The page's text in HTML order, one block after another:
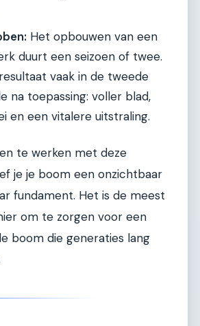
Het opbouwen van een
duurt een seizoen of twee.
vaak in de tweede
na toepassing: voller blad,
en een vitalere uitstraling.
te werken met deze
je je boom een onzichtbaar
fundament. Het is de meest
om te zorgen voor een
boom die generaties lang